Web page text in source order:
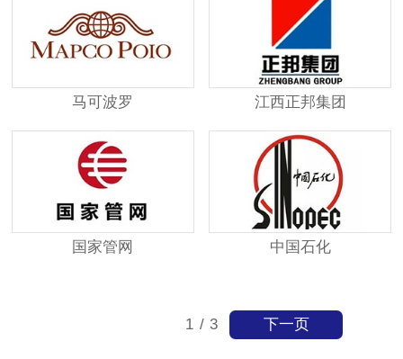
马可波罗 江西正邦集团
国家管网 中国石化
1 / 3 下一页